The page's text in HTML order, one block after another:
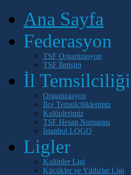
Ana Sayfa
Federasyon
TSF Organizasyon
TSF İletişim
İl Temsilciliği
Organizasyon
İlçe Temsilciliklerimiz
Kulüplerimiz
TSF Hesap Numarası
İstanbul LOGO
Ligler
Kulüpler Ligi
Küçükler ve Yıldızlar Ligi